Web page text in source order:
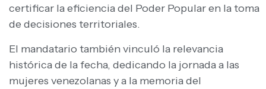
certificar la eficiencia del Poder Popular en la toma
de decisiones territoriales.
El mandatario también vinculó la relevancia
histórica de la fecha, dedicando la jornada a las
mujeres venezolanas y a la memoria del